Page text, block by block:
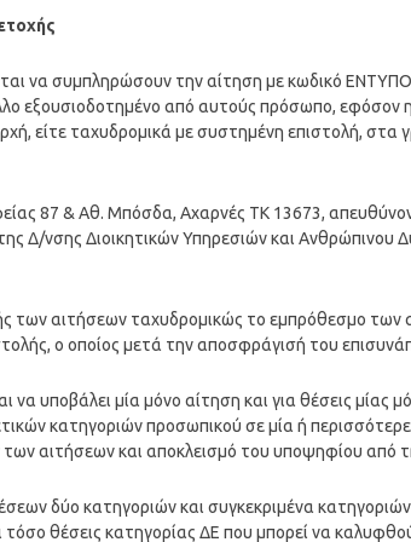
να συμπληρώσουν την αίτηση με κωδικό
εξουσιοδοτημένο από αυτούς πρόσωπο, εφόσον
είτε ταχυδρομικά με συστημένη επιστολή, στα
87 & Αθ. Μπόσδα, Αχαρνές ΤΚ 13673,
Δ/νσης Διοικητικών Υπηρεσιών και Ανθρώπινου
των αιτήσεων ταχυδρομικώς το εμπρόθεσμο των
ο οποίος μετά την αποσφράγισή του
να υποβάλει μία μόνο αίτηση και για θέσεις μίας
κατηγοριών προσωπικού σε μία ή
αιτήσεων και αποκλεισμό του υποψηφίου από
δύο κατηγοριών και συγκεκριμένα
θέσεις κατηγορίας ΔΕ που μπορεί να